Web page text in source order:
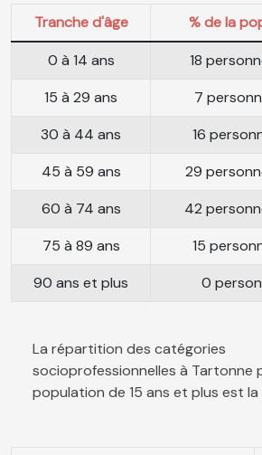
Tranche d'âge
% de la
0 à 14 ans
18
15 à 29 ans
7
30 à 44 ans
16
45 à 59 ans
29
60 à 74 ans
42
75 à 89 ans
15
90 ans et plus
0
La répartition des catégories
socioprofessionnelles à Tartonne
population de 15 ans et plus est la